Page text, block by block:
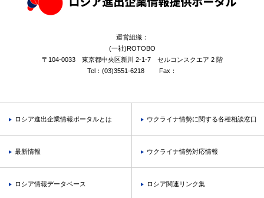
運営組織：
(一社)ROTOBO
〒104-0033 東京都中央区新川 2-1-7 セルコンスクエア 2 階
Tel： (03)3551-6218 Fax：
ロシア進出企業情報ポータルとは ウクライナ情勢に関する各種相談窓口
最新情報 ウクライナ情勢対応情報
ロシア情報データベース ロシア関連リンク集